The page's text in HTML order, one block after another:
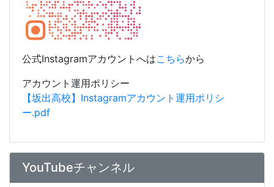
公式Instagramアカウントへはこちらから
アカウント運用ポリシー
【坂出高校】Instagramアカウント運用ポリシ
ー.pdf
YouTubeチャンネル